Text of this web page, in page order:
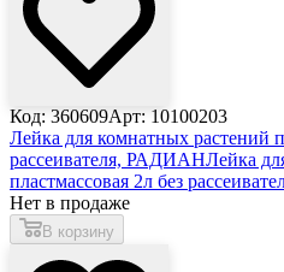
Код: 360609Арт: 10100203
Лейка для комнатных растений
рассеивателя, РАДИАНЛейка
пластмассовая 2л без
Нет в продаже
В корзину